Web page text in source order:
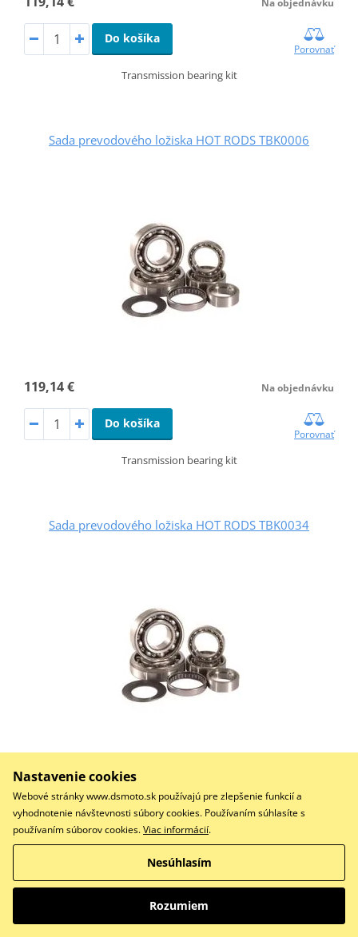
Na objednávku
Do košíka
Porovnať
Transmission bearing kit
Sada prevodového ložiska HOT RODS TBK0006
119,14 € Na objednávku
Do košíka
Porovnať
Transmission bearing kit
Sada prevodového ložiska HOT RODS TBK0034
119,14 €
Do košíka
Porovnať
Transmission bearing kit
Sada prevodového ložiska HOT RODS TBK0041
Nastavenie cookies
Webové stránky www.dsmoto.sk používajú pre zlepšenie funkcií a
vyhodnotenie návštevnosti súbory cookies. Používaním súhlasíte s
používaním súborov cookies.Viac informácií.
Nesúhlasím
Rozumiem